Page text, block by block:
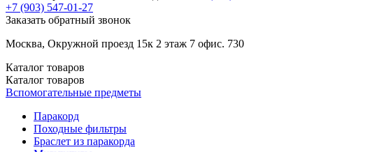
+7 (903) 547-01-27
Заказать обратный звонок
Москва, Окружной проезд 15к 2 этаж 7 офис. 730
Каталог товаров
Каталог товаров
Вспомогательные предметы
Паракорд
Походные фильтры
Браслет из паракорда